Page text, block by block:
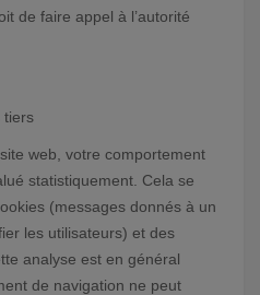
de faire appel à l’autorité
tiers
web, votre comportement
statistiquement. Cela se
(messages donnés à un
les utilisateurs) et des
analyse est en général
de navigation ne peut